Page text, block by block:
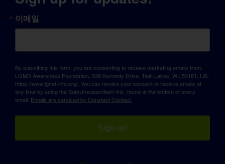
이메일
By submitting this form, you are consenting to receive marketing emails from:
LGMD Awareness Foundation, 638 Kennedy Drive, Twin Lakes, WI, 53181, US,
https://www.lgmd-info.org/. You can revoke your consent to receive emails at
any time by using the SafeUnsubscribe® link, found at the bottom of every
email. Emails are serviced by Constant Contact.
Sign up!